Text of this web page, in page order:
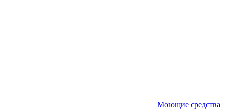
Моющие средства